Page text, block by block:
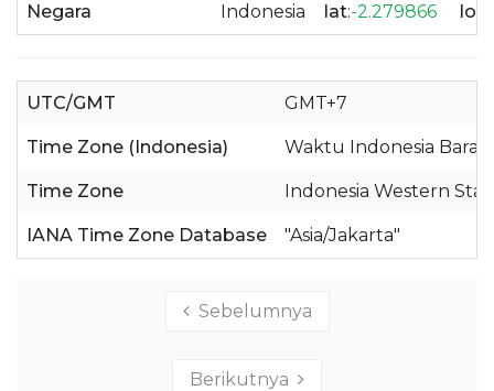
Negara Indonesia lat:-2.279866
UTC/GMT GMT+7
Time Zone (Indonesia) Waktu Indonesia Barat
Time Zone Indonesia Western
IANA Time Zone Database "Asia/Jakarta"
Sebelumnya
Berikutnya